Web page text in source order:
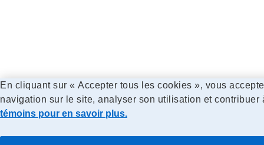
En cliquant sur « Accepter tous les cookies », vous
navigation sur le site, analyser son utilisation et
témoins pour en savoir plus.